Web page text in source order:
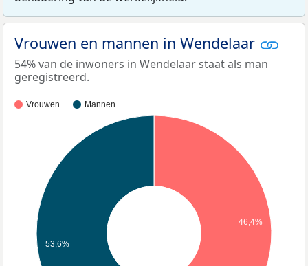
Vrouwen en mannen in Wendelaar
54% van de inwoners in Wendelaar staat als man
geregistreerd.
Vrouwen Mannen
46,4%
53,6%